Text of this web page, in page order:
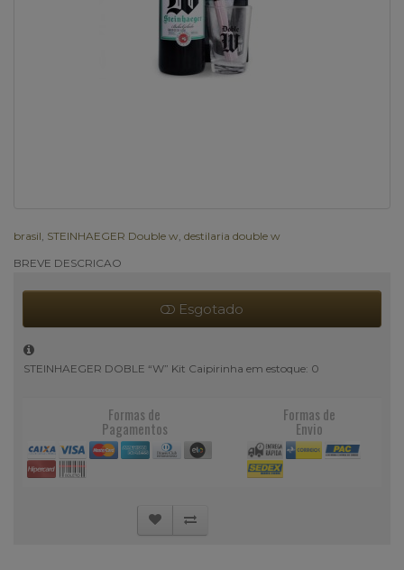
brasil STEINHAEGER Double w destilaria double w
BREVE DESCRICAO
Esgotado
STEINHAEGER DOBLE “W” Kit Caipirinha em estoque: 0
Formas de
Pagamentos
Formas de
Envio